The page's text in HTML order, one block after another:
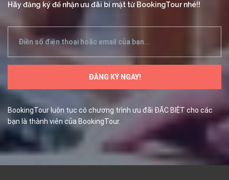
Hãy đăng ký để nhận ưu đãi bí mật từ BookingTour nhé!!
BookingTour luôn tục có chương trình ưu đãi ĐẶC BIỆT cho các
bạn là thành viên của BookingTour.